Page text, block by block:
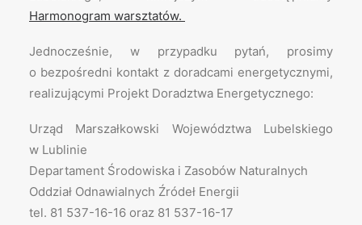
Harmonogram warsztatów.
Jednocześnie, w przypadku pytań, prosimy
o bezpośredni kontakt z doradcami energetycznymi,
realizującymi Projekt Doradztwa Energetycznego:
Urząd Marszałkowski Województwa Lubelskiego
w Lublinie
Departament Środowiska i Zasobów Naturalnych
Oddział Odnawialnych Źródeł Energii
tel. 81 537-16-16 oraz 81 537-16-17